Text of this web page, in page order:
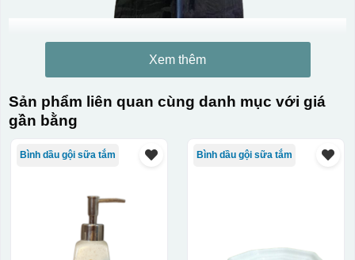
Xem thêm
Sản phẩm liên quan cùng danh mục với giá
gần bằng
Bình dầu gội sữa tắm Bình dầu gội sữa tắm